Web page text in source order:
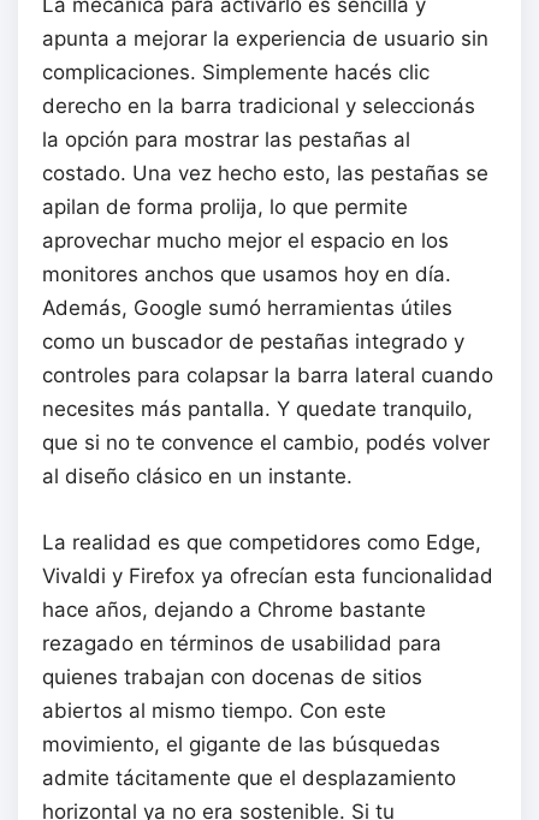
La mecánica para activarlo es sencilla y
apunta a mejorar la experiencia de usuario sin
complicaciones. Simplemente hacés clic
derecho en la barra tradicional y seleccionás
la opción para mostrar las pestañas al
costado. Una vez hecho esto, las pestañas se
apilan de forma prolija, lo que permite
aprovechar mucho mejor el espacio en los
monitores anchos que usamos hoy en día.
Además, Google sumó herramientas útiles
como un buscador de pestañas integrado y
controles para colapsar la barra lateral cuando
necesites más pantalla. Y quedate tranquilo,
que si no te convence el cambio, podés volver
al diseño clásico en un instante.
La realidad es que competidores como Edge,
Vivaldi y Firefox ya ofrecían esta funcionalidad
hace años, dejando a Chrome bastante
rezagado en términos de usabilidad para
quienes trabajan con docenas de sitios
abiertos al mismo tiempo. Con este
movimiento, el gigante de las búsquedas
admite tácitamente que el desplazamiento
horizontal ya no era sostenible. Si tu